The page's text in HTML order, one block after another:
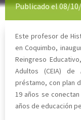
Publicado el 08/
Este profesor de
en Coquimbo,
Reingreso
Adultos (CEIA)
préstamo, con plan
19 años se
años de educación